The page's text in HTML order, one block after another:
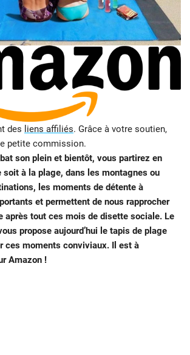
des liens affiliés. Grâce à votre soutien,
petite commission.
son plein et bientôt, vous partirez en
soit à la plage, dans les montagnes ou
les moments de détente à
et permettent de nous rapprocher
après tout ces mois de disette sociale. Le
propose aujourd’hui le tapis de plage
ces moments conviviaux. Il est à
Amazon !